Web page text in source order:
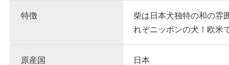
特徴
柴は日本犬独特の和の雰
れぞニッポンの犬！欧米
原産国 日本